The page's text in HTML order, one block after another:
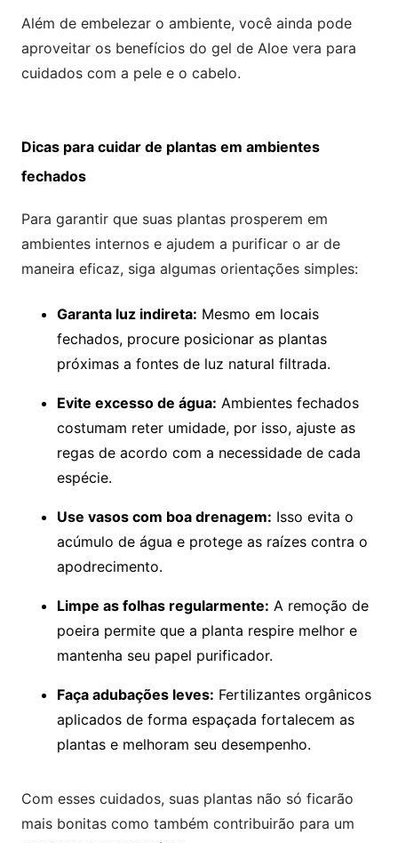
Além de embelezar o ambiente, você ainda pode
aproveitar os benefícios do gel de Aloe vera para
cuidados com a pele e o cabelo.
Dicas para cuidar de plantas em ambientes
fechados
Para garantir que suas plantas prosperem em
ambientes internos e ajudem a purificar o ar de
maneira eficaz, siga algumas orientações simples:
Garanta luz indireta: Mesmo em locais
fechados, procure posicionar as plantas
próximas a fontes de luz natural filtrada.
Evite excesso de água: Ambientes fechados
costumam reter umidade, por isso, ajuste as
regas de acordo com a necessidade de cada
espécie.
Use vasos com boa drenagem: Isso evita o
acúmulo de água e protege as raízes contra o
apodrecimento.
Limpe as folhas regularmente: A remoção de
poeira permite que a planta respire melhor e
mantenha seu papel purificador.
Faça adubações leves: Fertilizantes orgânicos
aplicados de forma espaçada fortalecem as
plantas e melhoram seu desempenho.
Com esses cuidados, suas plantas não só ficarão
mais bonitas como também contribuirão para um